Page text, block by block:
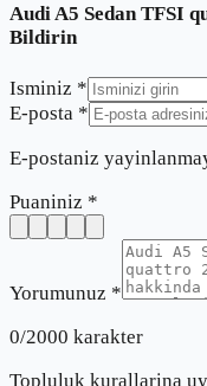
Audi A5 Sedan TFSI
Bildirin
Isminiz *
E-posta *
E-postaniz
Puaniniz *
Yorumunuz *
0/2000 karakter
Topluluk kurallarina